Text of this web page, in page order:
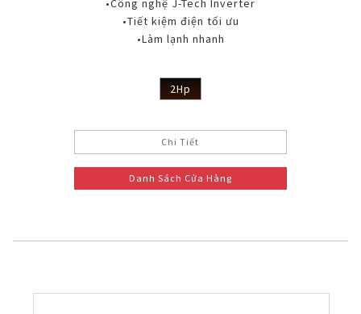
•Công nghệ J-Tech Inverter
•Tiết kiệm điện tối ưu
•Làm lạnh nhanh
2Hp
Chi Tiết
Danh Sách Cửa Hàng